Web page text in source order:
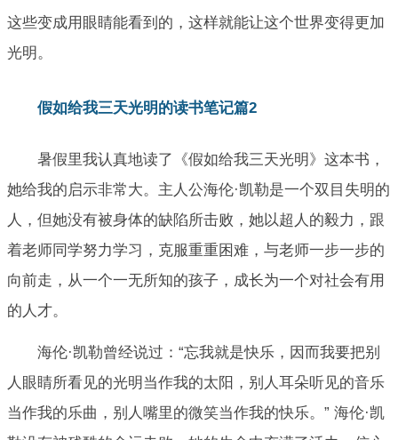
这些变成用眼睛能看到的，这样就能让这个世界变得更加
光明。
假如给我三天光明的读书笔记篇2
暑假里我认真地读了《假如给我三天光明》这本书，
她给我的启示非常大。主人公海伦·凯勒是一个双目失明的
人，但她没有被身体的缺陷所击败，她以超人的毅力，跟
着老师同学努力学习，克服重重困难，与老师一步一步的
向前走，从一个一无所知的孩子，成长为一个对社会有用
的人才。
海伦·凯勒曾经说过：“忘我就是快乐，因而我要把别
人眼睛所看见的光明当作我的太阳，别人耳朵听见的音乐
当作我的乐曲，别人嘴里的微笑当作我的快乐。” 海伦·凯